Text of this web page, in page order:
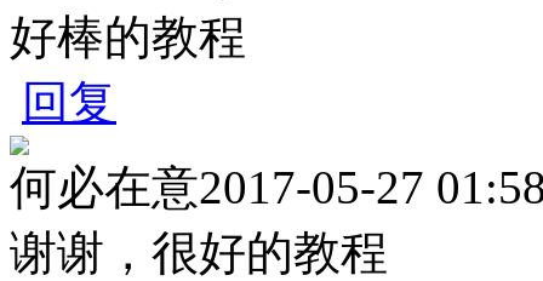
好棒的教程
回复
何必在意2017-05-27
谢谢，很好的教程